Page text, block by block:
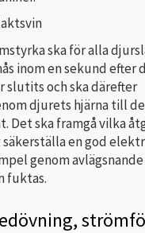
ska för alla
inom en sekund efter
slutits och ska därefter
djurets hjärna till
Det ska framgå vilka
en god
genom
fuktas.